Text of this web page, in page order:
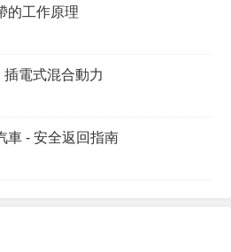
的工作原理
插電式混合動力
車 - 安全返回指南